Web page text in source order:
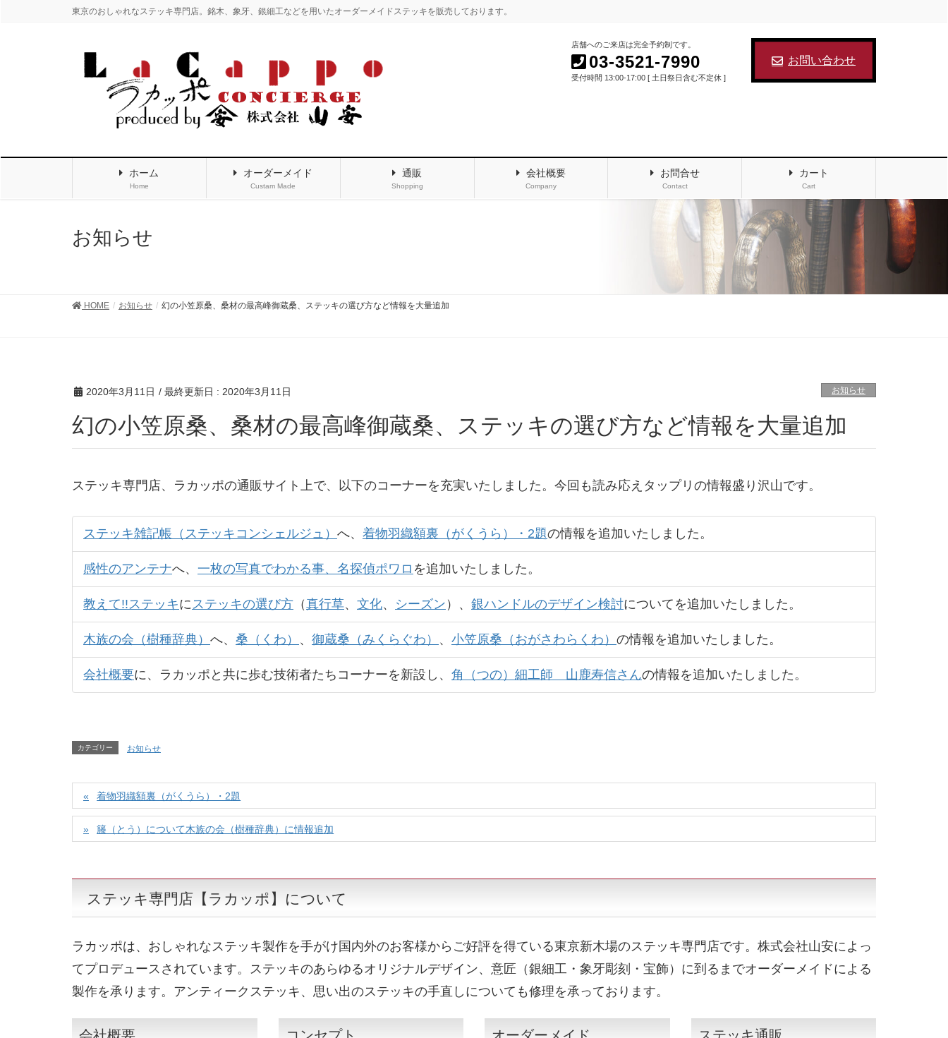
東京のおしゃれなステッキ専門店。銘木、象牙、銀細工などを用いたオーダーメイドステッキを販売しております。
店舗へのご来店は完全予約制です。
03-3521-7990
受付時間 13:00-17:00 [ 土日祭日含む不定休 ]
お問い合わせ
ホーム
Home
オーダーメイド
Custam Made
通販
Shopping
会社概要
Company
お問合せ
Contact
カート
Cart
お知らせ
HOME お知らせ 幻の小笠原桑、桑材の最高峰御蔵桑、ステッキの選び方など情報を大量追加
2020年3月11日 / 最終更新日 : 2020年3月11日 お知らせ
幻の小笠原桑、桑材の最高峰御蔵桑、ステッキの選び方など情報を大量追加
ステッキ専門店、ラカッポの通販サイト上で、以下のコーナーを充実いたしました。今回も読み応えタップリの情報盛り沢山です。
ステッキ雑記帳（ステッキコンシェルジュ） へ、 着物羽織額裏（がくうら）・2題の情報を追加いたしました。
感性のアンテナへ、 一枚の写真でわかる事、名探偵ポワロ を追加いたしました。
教えて!!ステッキにステッキの選び方 （真行草、 文化、 シーズン ）、 銀ハンドルのデザイン検討についてを追加いたしました。
木族の会（樹種辞典） へ、 桑（くわ） 、 御蔵桑（みくらぐわ） 、 小笠原桑（おがさわらくわ） の情報を追加いたしました。
会社概要に、ラカッポと共に歩む技術者たちコーナーを新設し、 角（つの）細工師 山鹿寿信さんの情報を追加いたしました。
カテゴリー お知らせ
着物羽織額裏（がくうら）・2題
籐（とう）について木族の会（樹種辞典）に情報追加
ステッキ専門店【ラカッポ】について
ラカッポは、おしゃれなステッキ製作を手がけ国内外のお客様からご好評を得ている東京新木場のステッキ専門店です。株式会社山安によっ
てプロデュースされています。ステッキのあらゆるオリジナルデザイン、意匠（銀細工・象牙彫刻・宝飾）に到るまでオーダーメイドによる
製作を承ります。アンティークステッキ、思い出のステッキの手直しについても修理を承っております。